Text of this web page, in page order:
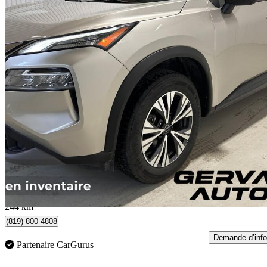
2023 Nissan Rogue
SV AWD44 656 km
22 995 $ Affaire
53 $/mois env.
Trois-Rivières, QC
244 km
(819) 800-4808
Partenaire CarGurus
Demande d’info